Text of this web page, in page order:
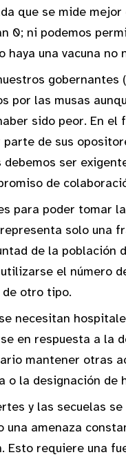
que se mide
0; ni podemos
una vacuna
por las musas
sido peor. En
de sus
ser
de
para poder tomar
solo una
de la
el número
de otro tipo.
necesitan
en respuesta a la
mantener otras
o la designación de
y las secuelas
una amenaza
Esto requiere una